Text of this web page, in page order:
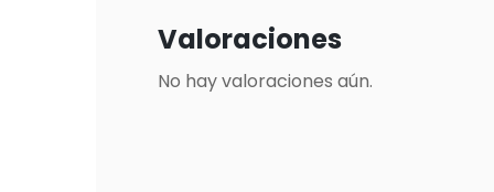
Valoraciones
No hay valoraciones aún.